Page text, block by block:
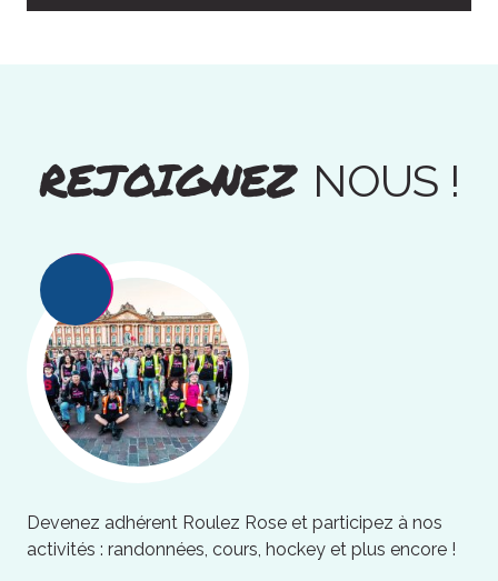
REJOIGNEZ NOUS !
Devenez adhérent Roulez Rose et participez à nos
activités : randonnées, cours, hockey et plus encore !